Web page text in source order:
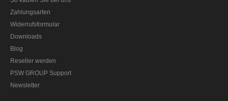
Zahlungsarten
Widerrufsformular
Downloads
Blog
Reseller werden
PSW GROUP Support
Newsletter